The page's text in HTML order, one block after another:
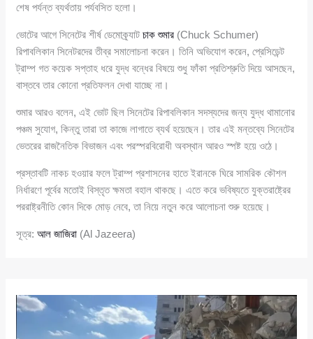
শেষ পর্যন্ত ব্যর্থতায় পর্যবসিত হলো।
ভোটের আগে সিনেটের শীর্ষ ডেমোক্র্যাটচাক শুমার (Chuck Schumer)
রিপাবলিকান সিনেটরদের তীব্র সমালোচনা করেন। তিনি অভিযোগ করেন, প্রেসিডেন্ট
ট্রাম্প গত কয়েক সপ্তাহ ধরে যুদ্ধ বন্ধের বিষয়ে শুধু ফাঁকা প্রতিশ্রুতি দিয়ে আসছেন,
বাস্তবে তার কোনো প্রতিফলন দেখা যাচ্ছে না।
শুমার আরও বলেন, এই ভোট ছিল সিনেটের রিপাবলিকান সদস্যদের জন্য যুদ্ধ থামানোর
পঞ্চম সুযোগ, কিন্তু তারা তা কাজে লাগাতে ব্যর্থ হয়েছেন। তার এই মন্তব্যে সিনেটের
ভেতরের রাজনৈতিক বিভাজন এবং পরস্পরবিরোধী অবস্থান আরও স্পষ্ট হয়ে ওঠে।
প্রস্তাবটি নাকচ হওয়ার ফলে ট্রাম্প প্রশাসনের হাতে ইরানকে ঘিরে সামরিক কৌশল
নির্ধারণে পূর্বের মতোই বিস্তৃত ক্ষমতা বহাল থাকছে। এতে করে ভবিষ্যতে যুক্তরাষ্ট্রের
পররাষ্ট্রনীতি কোন দিকে মোড় নেবে, তা নিয়ে নতুন করে আলোচনা শুরু হয়েছে।
সূত্র:আল জাজিরা (Al Jazeera)